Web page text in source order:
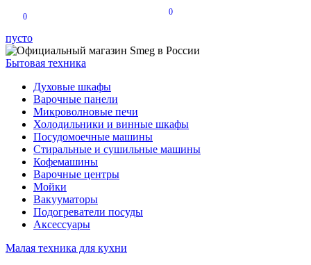
0
0
пусто
Бытовая техника
Духовые шкафы
Варочные панели
Микроволновые печи
Холодильники и винные шкафы
Посудомоечные машины
Стиральные и сушильные машины
Кофемашины
Варочные центры
Мойки
Вакууматоры
Подогреватели посуды
Аксессуары
Малая техника для кухни